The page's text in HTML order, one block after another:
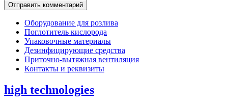
Оборудование для розлива
Поглотитель кислорода
Упаковочные материалы
Дезинфицирующие средства
Приточно-вытяжная вентиляция
Контакты и реквизиты
high technologies